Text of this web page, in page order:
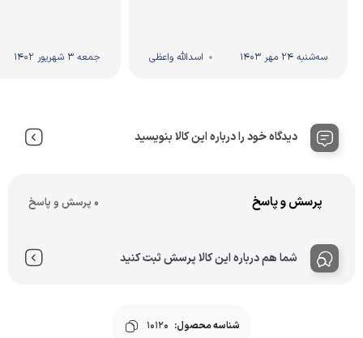
سه‌شنبه 24 مهر 1403 اسدالله واعظی جمعه 3 شهریور 1402
دیدگاه خود را درباره این کالا بنویسید
پرسش و پاسخ 0 پرسش و پاسخ
شما هم درباره این کالا پرسش ثبت کنید
شناسه محصول: 10120